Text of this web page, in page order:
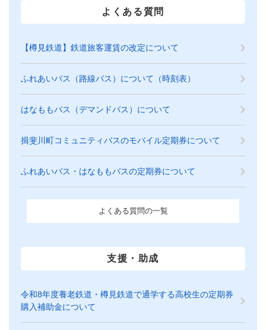
よくある質問
【樽見鉄道】鉄道旅客運賃の改定について
ふれあいバス（路線バス）について（時刻表）
はなももバス（デマンドバス）について
揖斐川町コミュニティバスのモバイル定期券について
ふれあいバス・はなももバスの定期券について
よくある質問の一覧
支援・助成
令和8年度養老鉄道・樽見鉄道で通学する高校生の定期券
購入補助金について